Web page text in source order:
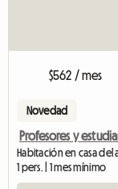
$562 / mes
Novedad
Profesores y
Habitación en casa del
1 pers. | 1 mes mínimo